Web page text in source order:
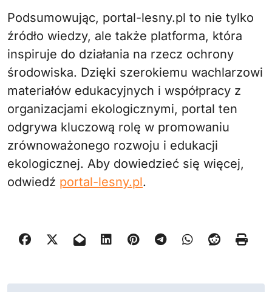
Podsumowując, portal-lesny.pl to nie tylko
źródło wiedzy, ale także platforma, która
inspiruje do działania na rzecz ochrony
środowiska. Dzięki szerokiemu wachlarzowi
materiałów edukacyjnych i współpracy z
organizacjami ekologicznymi, portal ten
odgrywa kluczową rolę w promowaniu
zrównoważonego rozwoju i edukacji
ekologicznej. Aby dowiedzieć się więcej,
odwiedź portal-lesny.pl.